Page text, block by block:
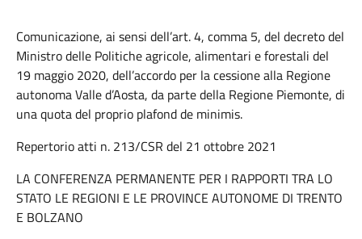
Comunicazione, ai sensi dell’art. 4, comma 5, del decreto del
Ministro delle Politiche agricole, alimentari e forestali del
19 maggio 2020, dell’accordo per la cessione alla Regione
autonoma Valle d’Aosta, da parte della Regione Piemonte, di
una quota del proprio plafond de minimis.
Repertorio atti n. 213/CSR del 21 ottobre 2021
LA CONFERENZA PERMANENTE PER I RAPPORTI TRA LO
STATO LE REGIONI E LE PROVINCE AUTONOME DI TRENTO
E BOLZANO